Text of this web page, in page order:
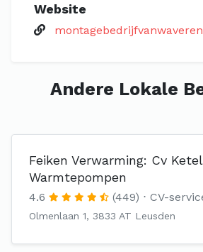
Website
Andere Lokale
Feiken Verwarming: Cv
Warmtepompen
4.6 (449) CV-
Olmenlaan 1, 3833 AT Leusden